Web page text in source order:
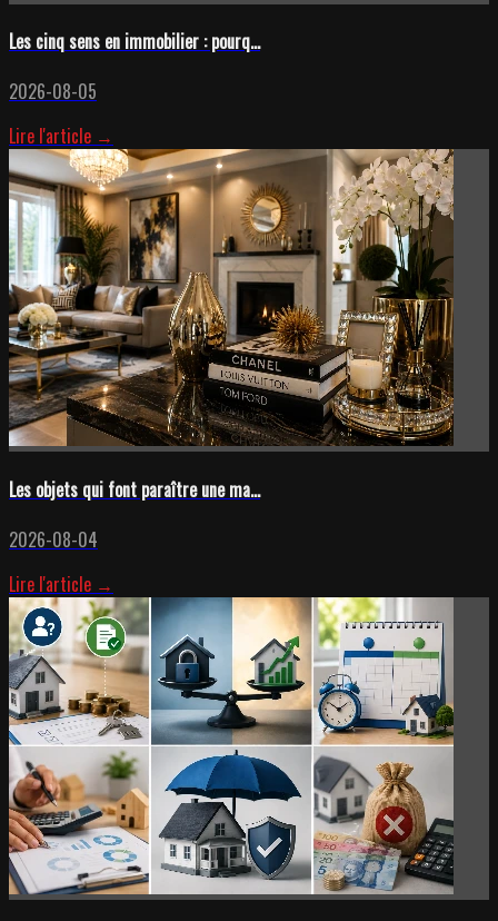
Les cinq sens en immobilier : pourq...
2026-08-05
Lire l'article →
Les objets qui font paraître une ma...
2026-08-04
Lire l'article →